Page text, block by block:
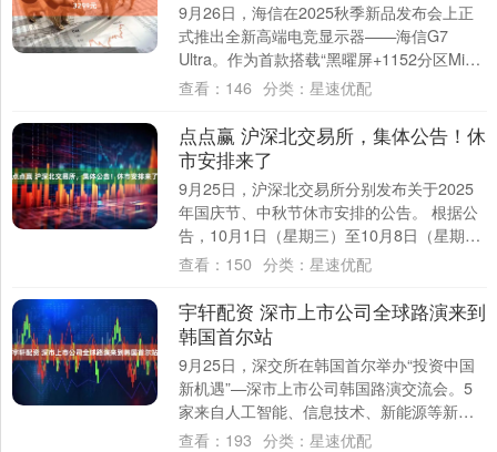
9月26日，海信在2025秋季新品发布会上正
式推出全新高端电竞显示器——海信G7
Ultra。作为首款搭载“黑曜屏+1152分区Mini
LED+XDR 200....
查看： 146 分类： 星速优配
点点赢 沪深北交易所，集体公告！休
市安排来了
9月25日，沪深北交易所分别发布关于2025
年国庆节、中秋节休市安排的公告。 根据公
告，10月1日（星期三）至10月8日（星期
三）休市，10月9日（星期四）起照....
查看： 150 分类： 星速优配
宇轩配资 深市上市公司全球路演来到
韩国首尔站
9月25日，深交所在韩国首尔举办“投资中国
新机遇”—深市上市公司韩国路演交流会。5
家来自人工智能、信息技术、新能源等新质
生产力代表性行业的深市上市公司高管参加
查看： 193 分类： 星速优配